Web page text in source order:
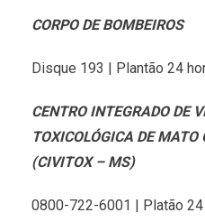
CORPO DE BOMBEIROS
Disque 193 | Plantão 24
CENTRO INTEGRADO DE
TOXICOLÓGICA DE MATO
(CIVITOX – MS)
0800-722-6001 | Platão 24